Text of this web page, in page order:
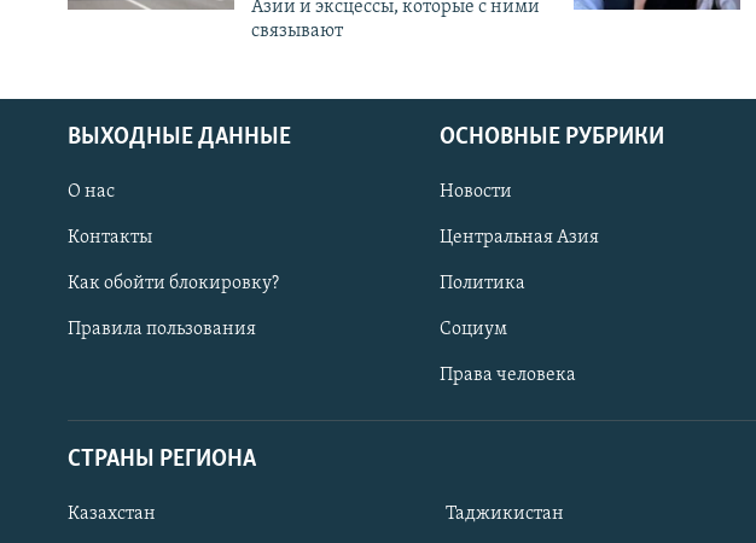
Азии и эксцессы, которые с ними
связывают
ВЫХОДНЫЕ ДАННЫЕ
О нас
Контакты
Как обойти блокировку?
Правила пользования
ОСНОВНЫЕ РУБРИКИ
Новости
Центральная Азия
Политика
Социум
Права человека
СТРАНЫ РЕГИОНА
Казахстан Таджикистан